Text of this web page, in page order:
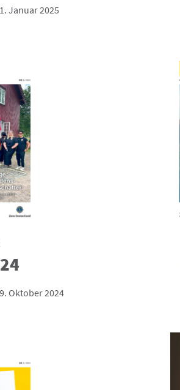
Januar 2025
Oktober 2024